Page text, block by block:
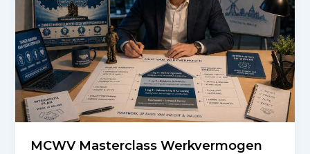
MCWV Masterclass Werkvermogen